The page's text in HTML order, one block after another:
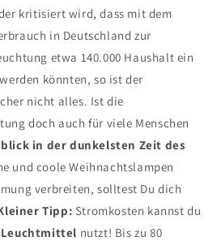
kritisiert wird, dass mit dem
in Deutschland zur
etwa 140.000 Haushalt ein
könnten, so ist der
nicht alles. Ist die
doch auch für viele Menschen
in der dunkelsten Zeit des
und coole Weihnachtslampen
verbreiten, solltest Du dich
Tipp: Stromkosten kannst du
Leuchtmittel nutzt! Bis zu 80